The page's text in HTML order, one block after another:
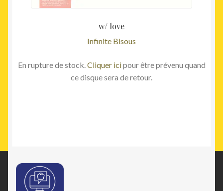
w/ love
Infinite Bisous
En rupture de stock.Cliquer icipour être prévenu quand
ce disque sera de retour.